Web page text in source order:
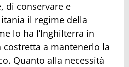
di conservare e
il regime della
lo ha l’Inghilterra in
costretta a mantenerlo la
Quanto alla necessità